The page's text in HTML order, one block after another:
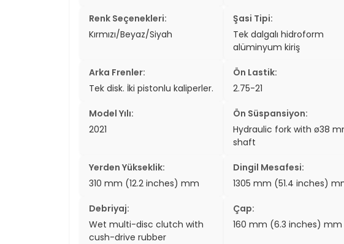
Renk Seçenekleri:
Kırmızı/Beyaz/Siyah
Şasi Tipi:
Tek dalgalı hidroform
alüminyum kiriş
Arka Frenler:
Tek disk. İki pistonlu kaliperler.
Ön Lastik:
2.75-21
Model Yılı:
2021
Ön Süspansiyon:
Hydraulic fork with ø38
shaft
Yerden Yükseklik:
310 mm (12.2 inches) mm
Dingil Mesafesi:
1305 mm (51.4 inches)
Debriyaj:
Wet multi-disc clutch with
cush-drive rubber
Çap:
160 mm (6.3 inches) mm